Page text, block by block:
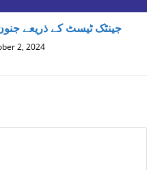
جینٹک ٹیسٹ کے ذریعے
2, 2024